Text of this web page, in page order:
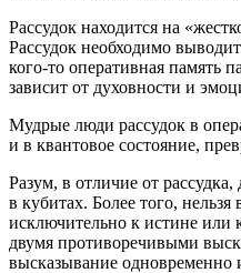
Рассудок находится на
Рассудок необходимо
кого-то оперативная память
зависит от духовности и
Мудрые люди рассудок в
и в квантовое состояние,
Разум, в отличие от
в кубитах. Более того,
исключительно к истине или
двумя противоречивыми
высказывание одновременно